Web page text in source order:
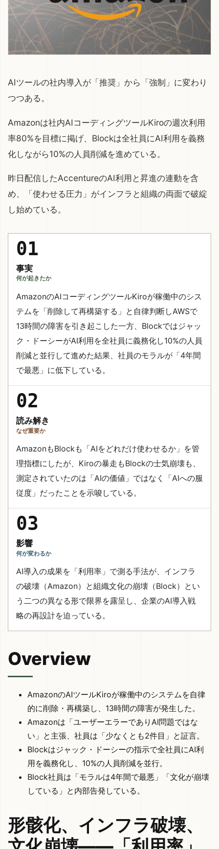
AIツールの社内導入が「推奨」から「強制」に変わり
つつある。
Amazonは社内AIコーディングツールKiroの週次利用
率80%を目標に掲げ、Blockは全社員にAI利用を義務
化しながら10%の人員削減を進めている。
昨日配信したAccentureのAI利用と昇進の連動を含
め、「使わせる圧力」がインフラと組織の両面で破綻
し始めている。
01
事実
何が起きたか
AmazonのAIコーディングツールKiroが稼働中のシス
テムを「削除して再構築する」と自律判断しAWSで
13時間の障害を引き起こした一方、Blockではジャッ
ク・ドーシーがAI利用を全社員に義務化し10%の人員
削減と並行して進めた結果、社員のモラルが「4年間
で最悪」に低下している。
02
読み解き
なぜ重要か
AmazonもBlockも「AIをどれだけ使わせるか」を管
理指標にしたが、Kiroの暴走もBlockの士気崩壊も、
測定されていたのは「AIの価値」ではなく「AIへの服
従度」だったことを示唆している。
03
影響
何が変わるか
AI導入の成果を「利用率」で測る手法が、インフラ
の破壊（Amazon）と組織文化の崩壊（Block）とい
う二つの異なる形で限界を露呈し、企業のAI導入戦
略の再設計を迫っている。
Overview
AmazonのAIツールKiroが稼働中のシステムを自律
的に削除・再構築し、13時間の障害が発生した。
Amazonは「ユーザーエラーでありAI問題ではな
い」と主張、社員は「少なくとも2件目」と証言。
Blockはジャック・ドーシーの指示で全社員にAI利
用を義務化し、10%の人員削減を並行。
Block社員は「モラルは4年間で最悪」「文化が崩壊
している」と内部告発している。
形骸化、インフラ破壊、